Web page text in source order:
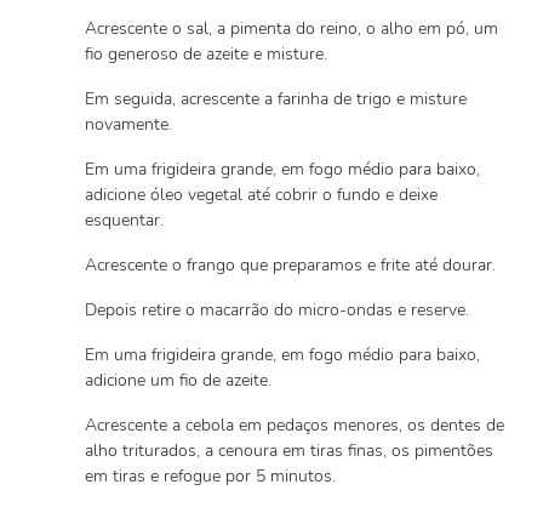
Acrescente o sal, a pimenta do reino, o alho em pó, um
fio generoso de azeite e misture.
Em seguida, acrescente a farinha de trigo e misture
novamente.
Em uma frigideira grande, em fogo médio para baixo,
adicione óleo vegetal até cobrir o fundo e deixe
esquentar.
Acrescente o frango que preparamos e frite até dourar.
Depois retire o macarrão do micro-ondas e reserve.
Em uma frigideira grande, em fogo médio para baixo,
adicione um fio de azeite.
Acrescente a cebola em pedaços menores, os dentes de
alho triturados, a cenoura em tiras finas, os pimentões
em tiras e refogue por 5 minutos.